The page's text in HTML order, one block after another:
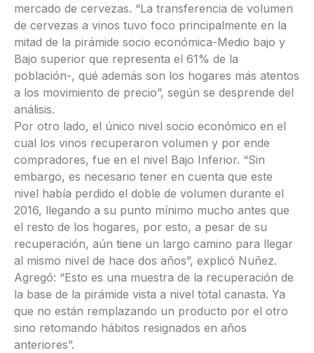
mercado de cervezas. “La transferencia de volumen
de cervezas a vinos tuvo foco principalmente en la
mitad de la pirámide socio económica-Medio bajo y
Bajo superior que representa el 61% de la
población-, qué además son los hogares más atentos
a los movimiento de precio”, según se desprende del
análisis.
Por otro lado, el único nivel socio económico en el
cual los vinos recuperaron volumen y por ende
compradores, fue en el nivel Bajo Inferior. “Sin
embargo, es necesario tener en cuenta que este
nivel había perdido el doble de volumen durante el
2016, llegando a su punto mínimo mucho antes que
el resto de los hogares, por esto, a pesar de su
recuperación, aún tiene un largo camino para llegar
al mismo nivel de hace dos años”, explicó Nuñez.
Agregó: “Esto es una muestra de la recuperación de
la base de la pirámide vista a nivel total canasta. Ya
que no están remplazando un producto por el otro
sino retomando hábitos resignados en años
anteriores”.